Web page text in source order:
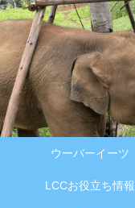
ウーバーイーツ
LCCお役立ち情報